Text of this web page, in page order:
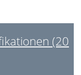
(20